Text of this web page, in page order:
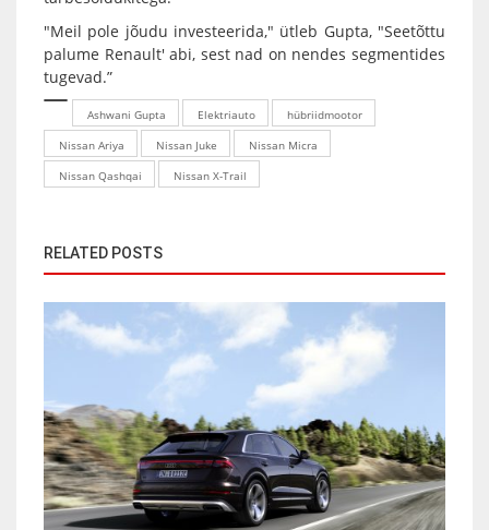
"Meil pole jõudu investeerida," ütleb Gupta, "Seetõttu
palume Renault' abi, sest nad on nendes segmentides
tugevad.”
Ashwani Gupta Elektriauto
hübriidmootor
Nissan Ariya
Nissan Juke
Nissan Micra
Nissan Qashqai
Nissan X-Trail
RELATED POSTS